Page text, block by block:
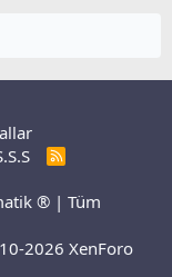
R
S
® | Tüm
2026 XenForo